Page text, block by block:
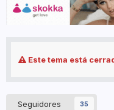
Este tema está
Seguidores 35